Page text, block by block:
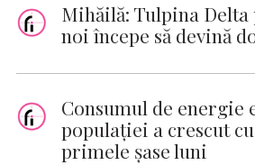
Mihăilă: Tulpina Delta
noi începe să devină
Consumul de energie
populaţiei a crescut cu
primele şase luni